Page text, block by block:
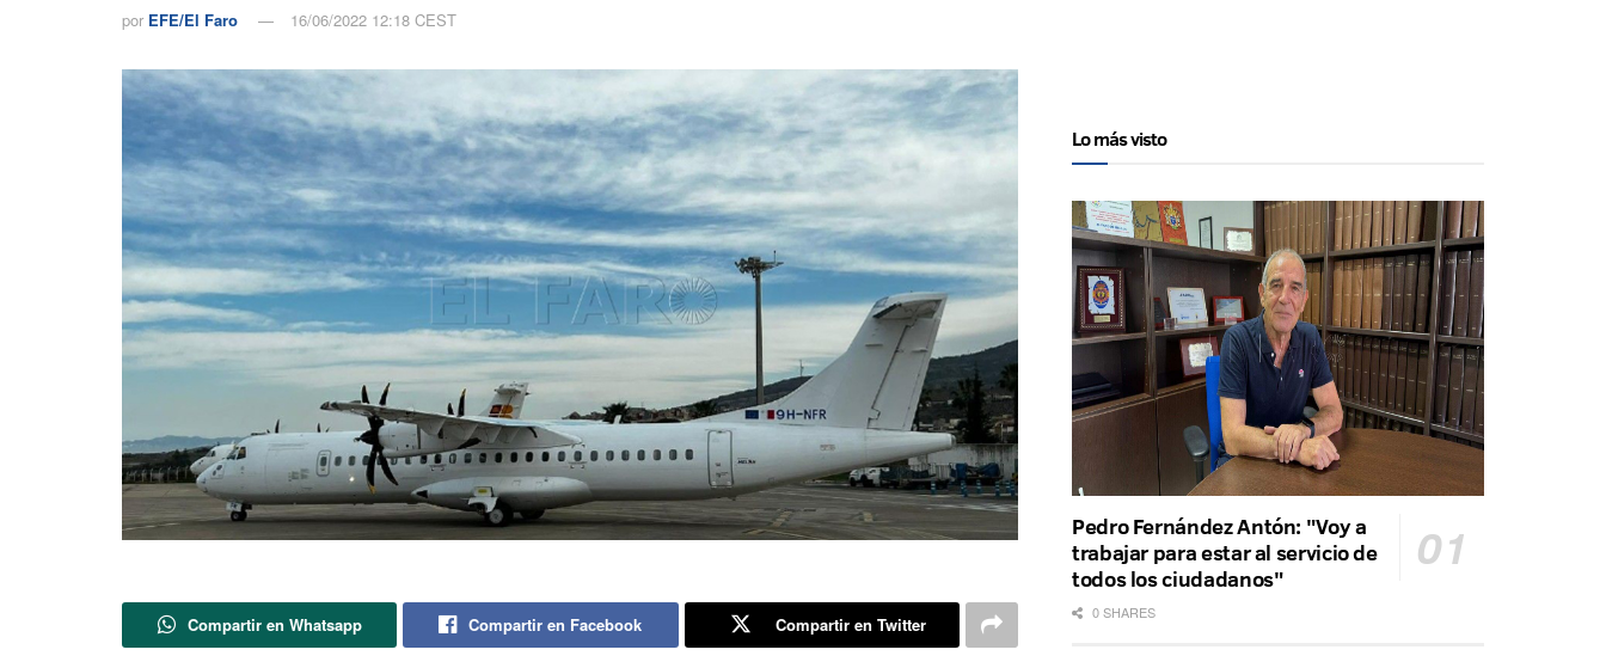
por EFE/El Faro 16/06/2022 12:18 CEST
Compartir en Whatsapp Compartir en Facebook Compartir en Twitter
Lo más visto
Pedro Fernández Antón: "Voy a
trabajar para estar al servicio de
todos los ciudadanos"
0 SHARES